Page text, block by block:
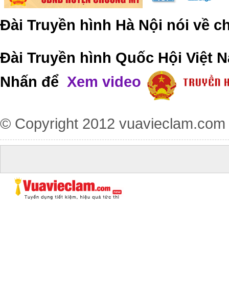
Đài Truyền hình Hà Nội nói về
Đài Truyền hình Quốc Hội Việt
Nhấn để Xem video
© Copyright 2012 vuavieclam.com